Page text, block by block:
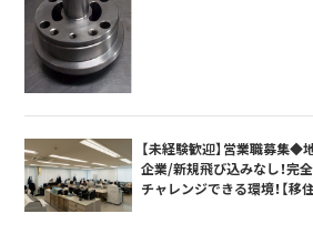
【未経験歓迎】営業職募集
企業/新規飛び込みなし！完
チャレンジできる環境！【移